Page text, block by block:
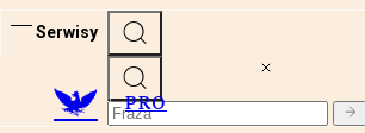
Serwisy
PRO